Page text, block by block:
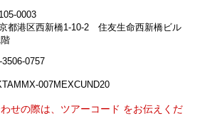
0003
都港区西新橋1-10-2 住友生命西新橋ビル
3506-0757
007MEXCUND20
せの際は、ツアーコード をお伝えくだ